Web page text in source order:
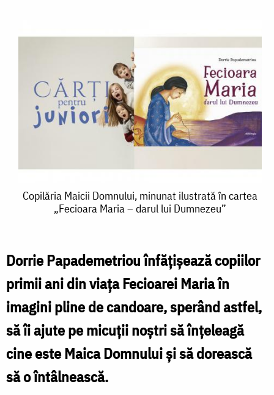
Copilăria
minunat
ilustrată
în
cartea
„Fecioara
–
Copilăria Maicii Domnului, minunat ilustrată în cartea
„Fecioara Maria – darul lui Dumnezeu”
Dorrie Papademetriou înfățișează copiilor
primii ani din viața Fecioarei Maria în
imagini pline de candoare, sperând astfel,
să îi ajute pe micuții noștri să înțeleagă
cine este Maica Domnului și să dorească
să o întâlnească.